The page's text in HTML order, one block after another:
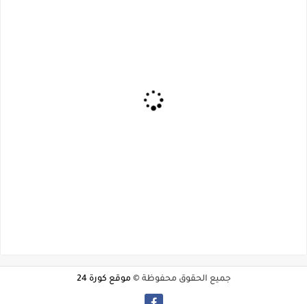
جميع الحقوق محفوظة © موقع كورة 24